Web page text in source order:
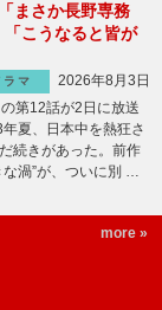
まさか長野専務
こうなると皆が
ラマ
2026年8月3日
第12話が2日に放送
夏、日本中を熱狂さ
続きがあった。前作
な渦”が、ついに別 …
more »